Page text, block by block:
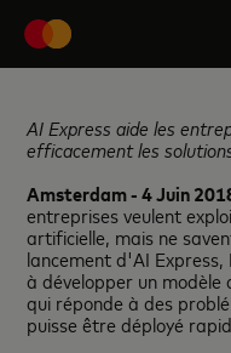
AI Express aide les
efficacement les
Amsterdam - 4 Juin
entreprises veulent
artificielle, mais ne
lancement d'AI
à développer un
qui réponde à des
puisse être déployé